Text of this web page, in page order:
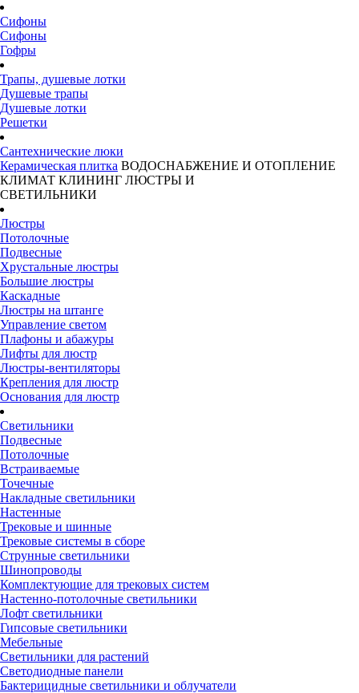
Сифоны
Сифоны
Гофры
Трапы, душевые лотки
Душевые трапы
Душевые лотки
Решетки
Сантехнические люки
Керамическая плитка ВОДОСНАБЖЕНИЕ И ОТОПЛЕНИЕ
КЛИМАТ КЛИНИНГ ЛЮСТРЫ И
СВЕТИЛЬНИКИ
Люстры
Потолочные
Подвесные
Хрустальные люстры
Большие люстры
Каскадные
Люстры на штанге
Управление светом
Плафоны и абажуры
Лифты для люстр
Люстры-вентиляторы
Крепления для люстр
Основания для люстр
Светильники
Подвесные
Потолочные
Встраиваемые
Точечные
Накладные светильники
Настенные
Трековые и шинные
Трековые системы в сборе
Струнные светильники
Шинопроводы
Комплектующие для трековых систем
Настенно-потолочные светильники
Лофт светильники
Гипсовые светильники
Мебельные
Светильники для растений
Светодиодные панели
Бактерицидные светильники и облучатели